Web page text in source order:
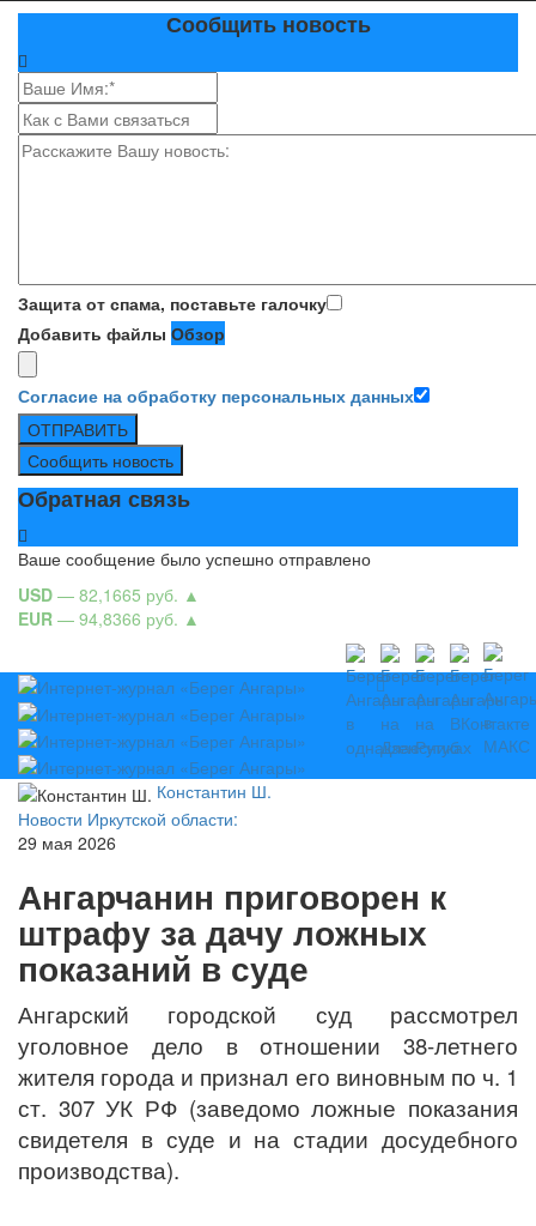
Сообщить новость
Защита от спама, поставьте галочку
Добавить файлы Обзор
Согласие на обработку персональных данных
ОТПРАВИТЬ
Сообщить новость
Обратная связь
Ваше сообщение было успешно отправлено
USD — 82,1665 руб. ▲
EUR — 94,8366 руб. ▲
Константин Ш.
Новости Иркутской области:
29 мая 2026
Ангарчанин приговорен к
штрафу за дачу ложных
показаний в суде
Ангарский городской суд рассмотрел
уголовное дело в отношении 38‑летнего
жителя города и признал его виновным по ч. 1
ст. 307 УК РФ (заведомо ложные показания
свидетеля в суде и на стадии досудебного
производства).